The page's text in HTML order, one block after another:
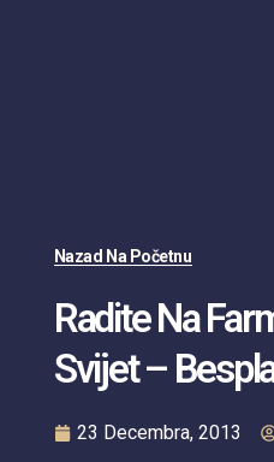
Nazad Na Početnu
Radite Na
Svijet –
23 Decembra, 2013